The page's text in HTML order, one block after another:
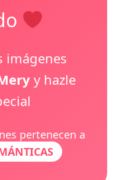
imágenes
y hazle
pertenecen a